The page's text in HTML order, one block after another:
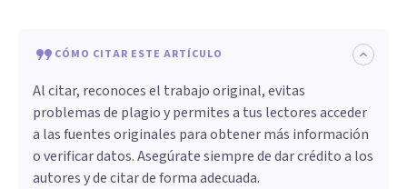
CÓMO CITAR ESTE ARTÍCULO
Al citar, reconoces el trabajo original, evitas
problemas de plagio y permites a tus lectores acceder
a las fuentes originales para obtener más información
o verificar datos. Asegúrate siempre de dar crédito a los
autores y de citar de forma adecuada.